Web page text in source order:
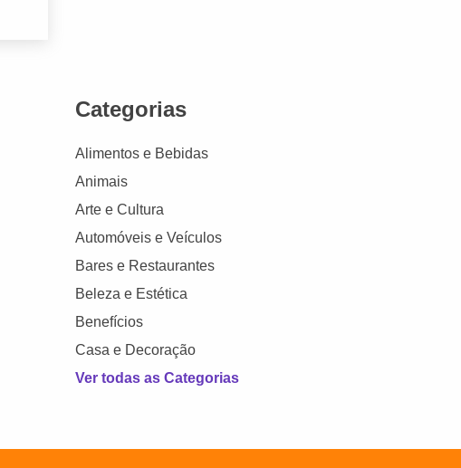
Categorias
Alimentos e Bebidas
Animais
Arte e Cultura
Automóveis e Veículos
Bares e Restaurantes
Beleza e Estética
Benefícios
Casa e Decoração
Ver todas as Categorias